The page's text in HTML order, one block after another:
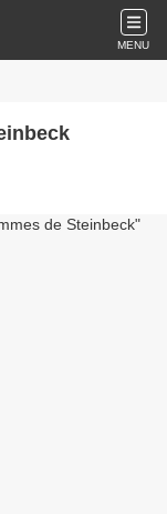
MENU